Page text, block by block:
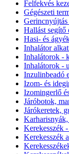
Felfekvés
Gégészeti
Gerincnyújtás
Hallást segítő
Hasi- és
Inhalátor
Inhalátorok -
Inhalátorok -
Inzulinbeadó
Izom- és
Izomingerlő
Járóbotok,
Járókeretek,
Kerekesszék
Kerekesszék